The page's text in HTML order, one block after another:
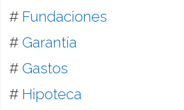
# Fundaciones
# Garantía
# Gastos
# Hipoteca